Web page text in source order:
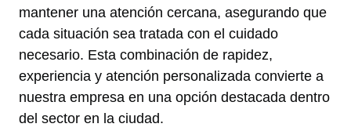
mantener una atención cercana, asegurando que
cada situación sea tratada con el cuidado
necesario. Esta combinación de rapidez,
experiencia y atención personalizada convierte a
nuestra empresa en una opción destacada dentro
del sector en la ciudad.